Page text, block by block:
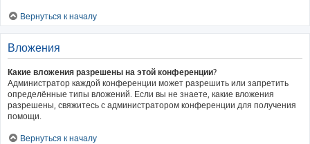
Вернуться к началу
Вложения
Какие вложения разрешены на этой конференции?
Администратор каждой конференции может разрешить или запретить
определённые типы вложений. Если вы не знаете, какие вложения
разрешены, свяжитесь с администратором конференции для получения
помощи.
Вернуться к началу